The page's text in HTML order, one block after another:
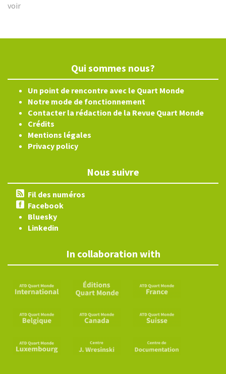
voir
Qui sommes nous?
Un point de rencontre avec le Quart Monde
Notre mode de fonctionnement
Contacter la rédaction de la Revue Quart Monde
Crédits
Mentions légales
Privacy policy
Nous suivre
Fil des numéros
Facebook
Bluesky
Linkedin
In collaboration with